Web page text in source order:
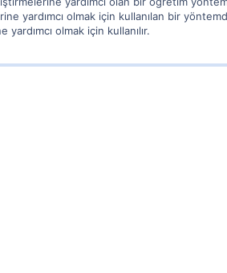
yardımcı olmak için kullanılan bir
olmak için kullanılır.